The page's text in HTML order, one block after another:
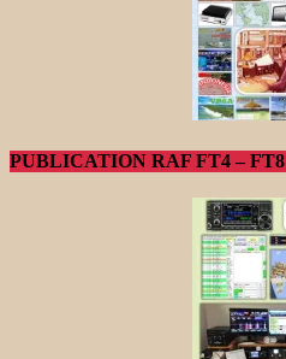
PUBLICATION RAF FT4 – FT8